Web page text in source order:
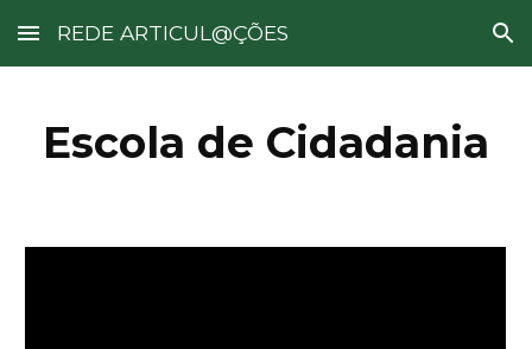
Skip to main content Skip to navigation
REDE ARTICUL@ÇÕES
Escola de Cidadania